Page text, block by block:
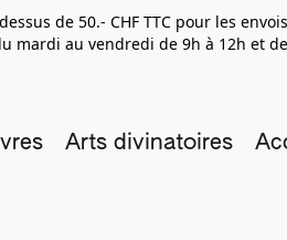
de 50.- CHF TTC pour les
mardi au vendredi de 9h à 12h et
Arts divinatoires